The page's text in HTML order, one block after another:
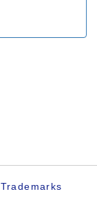
Trademarks